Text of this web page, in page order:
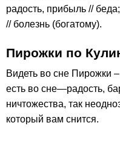
радость, прибыль //
// болезнь (богатому).
Пирожки по
Видеть во сне Пирожки
есть во сне—радость,
ничтожества, так
который вам снится.